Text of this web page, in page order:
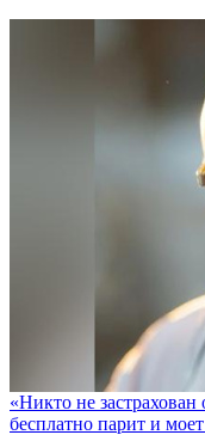
«Никто не
бесплатно парит и